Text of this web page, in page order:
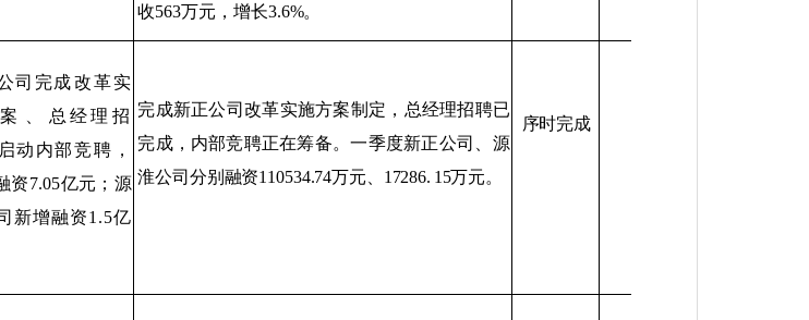
收563万元，增长3.6%。
司完成改革实
总经理招
启动内部竞聘 ，
资7.05亿元；源
新增融资1.5亿
完成新正公司改革实施方案制定，总经理招聘已
完成， 内部竞聘正在筹备。一季度新正公司、源
淮公司分别融资110534.74万元、 17286. 15万元。
序时完成